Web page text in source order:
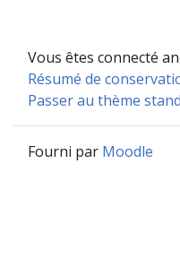
Vous êtes connecté
Résumé de
Passer au thème
Fourni par Moodle